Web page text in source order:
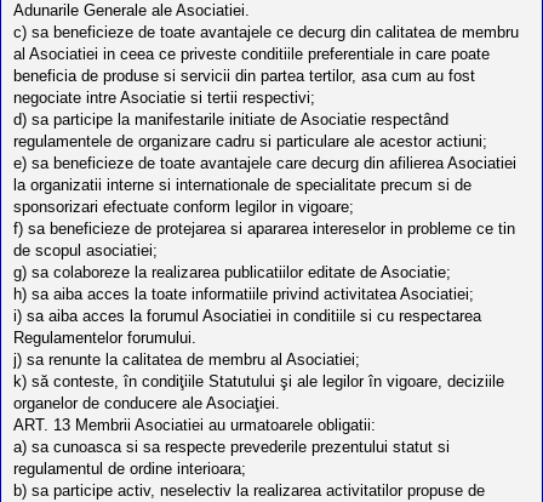
Adunarile Generale ale Asociatiei.
c) sa beneficieze de toate avantajele ce decurg din calitatea de membru
al Asociatiei in ceea ce priveste conditiile preferentiale in care poate
beneficia de produse si servicii din partea tertilor, asa cum au fost
negociate intre Asociatie si tertii respectivi;
d) sa participe la manifestarile initiate de Asociatie respectând
regulamentele de organizare cadru si particulare ale acestor actiuni;
e) sa beneficieze de toate avantajele care decurg din afilierea Asociatiei
la organizatii interne si internationale de specialitate precum si de
sponsorizari efectuate conform legilor in vigoare;
f) sa beneficieze de protejarea si apararea intereselor in probleme ce tin
de scopul asociatiei;
g) sa colaboreze la realizarea publicatiilor editate de Asociatie;
h) sa aiba acces la toate informatiile privind activitatea Asociatiei;
i) sa aiba acces la forumul Asociatiei in conditiile si cu respectarea
Regulamentelor forumului.
j) sa renunte la calitatea de membru al Asociatiei;
k) să conteste, în condiţiile Statutului şi ale legilor în vigoare, deciziile
organelor de conducere ale Asociaţiei.
ART. 13 Membrii Asociatiei au urmatoarele obligatii:
a) sa cunoasca si sa respecte prevederile prezentului statut si
regulamentul de ordine interioara;
b) sa participe activ, neselectiv la realizarea activitatilor propuse de